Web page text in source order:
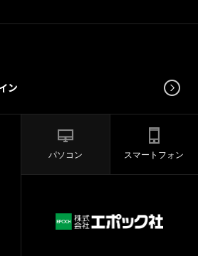
パソコン スマートフォン